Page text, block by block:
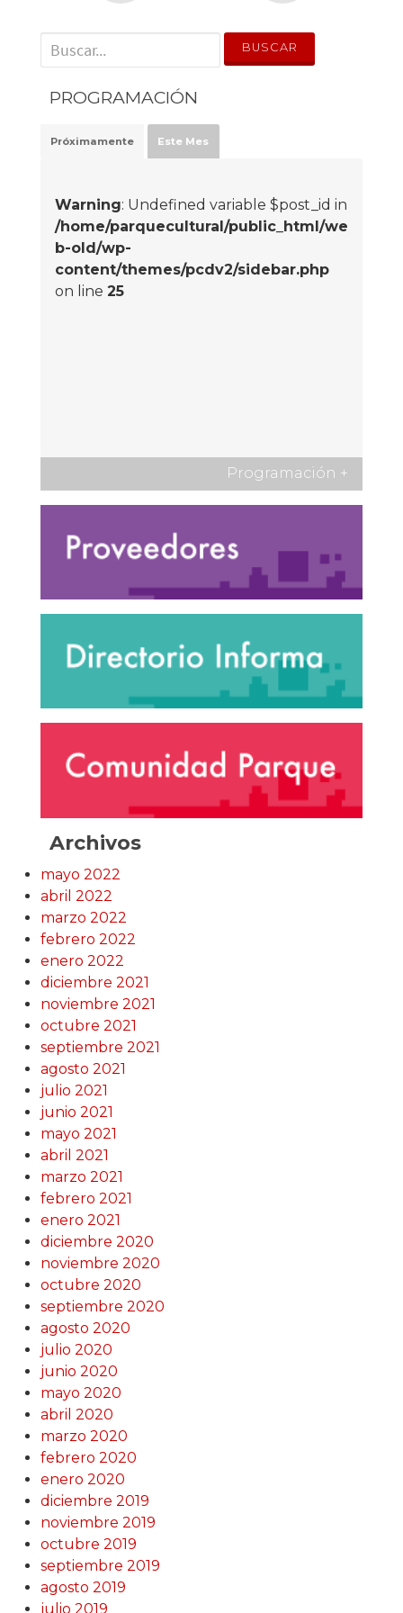
' . __('Search for:') . '
PROGRAMACIÓN
Próximamente Este Mes
Warning: Undefined variable $post_id in
/home/parquecultural/public_html/we
b-old/wp-
content/themes/pcdv2/sidebar.php
on line 25
Programación +
Archivos
mayo 2022
abril 2022
marzo 2022
febrero 2022
enero 2022
diciembre 2021
noviembre 2021
octubre 2021
septiembre 2021
agosto 2021
julio 2021
junio 2021
mayo 2021
abril 2021
marzo 2021
febrero 2021
enero 2021
diciembre 2020
noviembre 2020
octubre 2020
septiembre 2020
agosto 2020
julio 2020
junio 2020
mayo 2020
abril 2020
marzo 2020
febrero 2020
enero 2020
diciembre 2019
noviembre 2019
octubre 2019
septiembre 2019
agosto 2019
julio 2019